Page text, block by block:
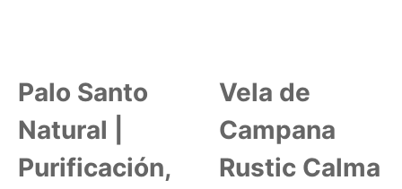
Palo Santo
Natural |
Purificación,
Vela de
Campana
Rustic Calma